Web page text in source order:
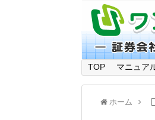
TOP マニュア
ホーム